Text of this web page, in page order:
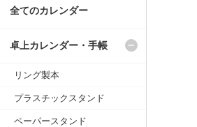
全てのカレンダー
卓上カレンダー・手帳
リング製本
プラスチックスタンド
ペーパースタンド